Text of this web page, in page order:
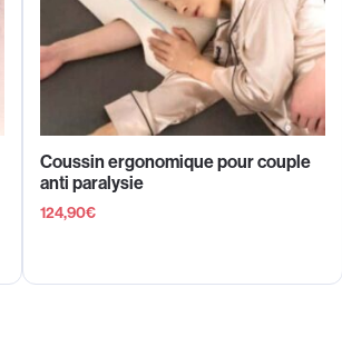
Coussin ergonomique pour couple
anti paralysie
124,90€